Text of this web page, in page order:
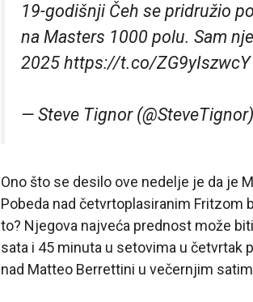
19-godišnji Čeh se pridružio
na Masters 1000 polu. Sam
2025 https://t.co/ZG9yIszwcY
— Steve Tignor (@SteveTignor)
Ono što se desilo ove nedelje je da je
Pobeda nad četvrtoplasiranim Fritzom
to? Njegova najveća prednost može
sata i 45 minuta u setovima u četvrtak
nad Matteo Berrettini u večernjim